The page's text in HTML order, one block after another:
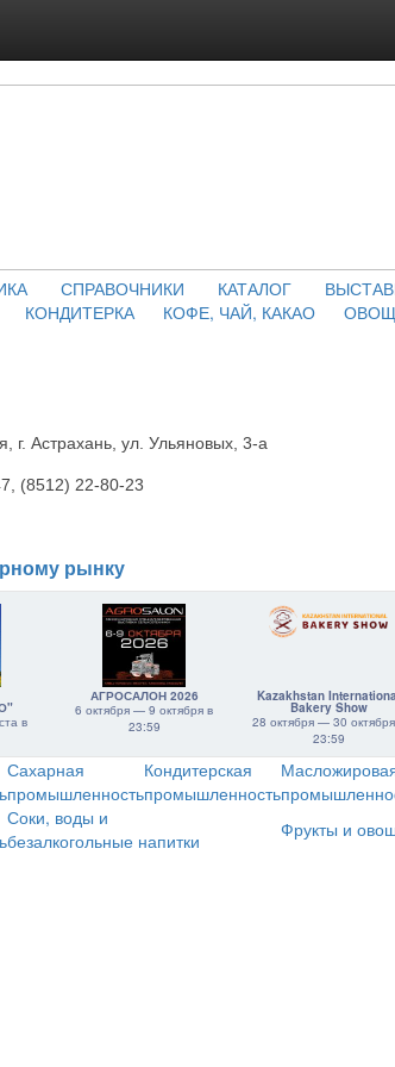
СПРАВОЧНИКИ КАТАЛОГ
КОНДИТЕРКА КОФЕ, ЧАЙ, КАКАО
г. Астрахань, ул. Ульяновых, 3-а
(8512) 22-80-23
рынку
в
АГРОСАЛОН 2026
6 октября — 9 октября в
23:59
Kazakhstan
Bakery Show
28 октября — 30
23:59
Сахарная
промышленность
Кондитерская
промышленность
Соки, воды и
безалкогольные напитки
Фрукты и